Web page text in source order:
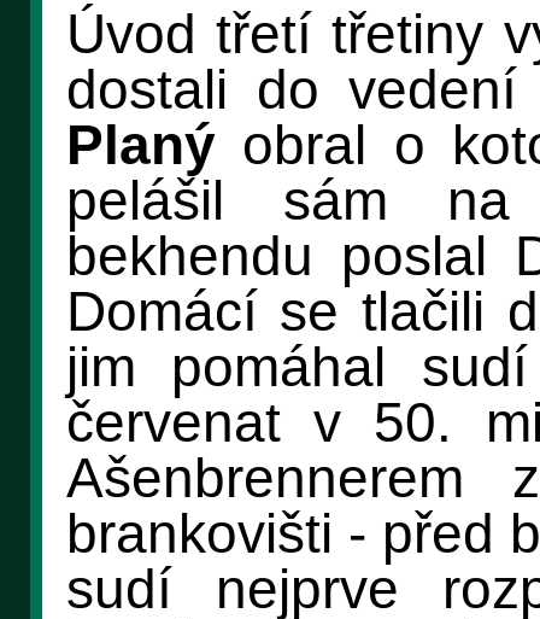
Úvod třetí třetiny
dostali do
Planýobral o
pelášil sám
bekhendu
Domácí se tlačili
jim pomáhal
červenat v 50.
brankovišti - před
sudí nejprve